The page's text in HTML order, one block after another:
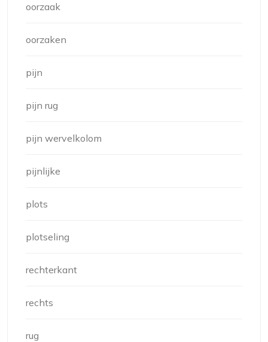
oorzaak
oorzaken
pijn
pijn rug
pijn wervelkolom
pijnlijke
plots
plotseling
rechterkant
rechts
rug